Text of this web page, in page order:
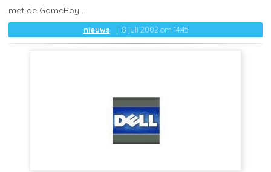
nieuws 8 juli 2002 om 14:45
met de GameBoy ...